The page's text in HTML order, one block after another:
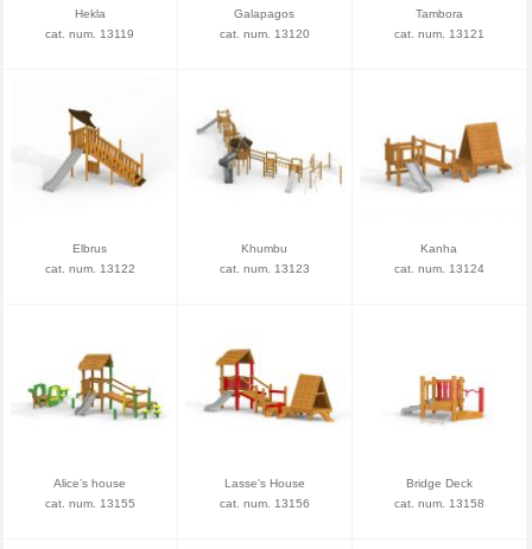
Hekla
cat. num. 13119
Galapagos
cat. num. 13120
Tambora
cat. num. 13121
Elbrus
cat. num. 13122
Khumbu
cat. num. 13123
Kanha
cat. num. 13124
Alice’s house
cat. num. 13155
Lasse's House
cat. num. 13156
Bridge Deck
cat. num. 13158